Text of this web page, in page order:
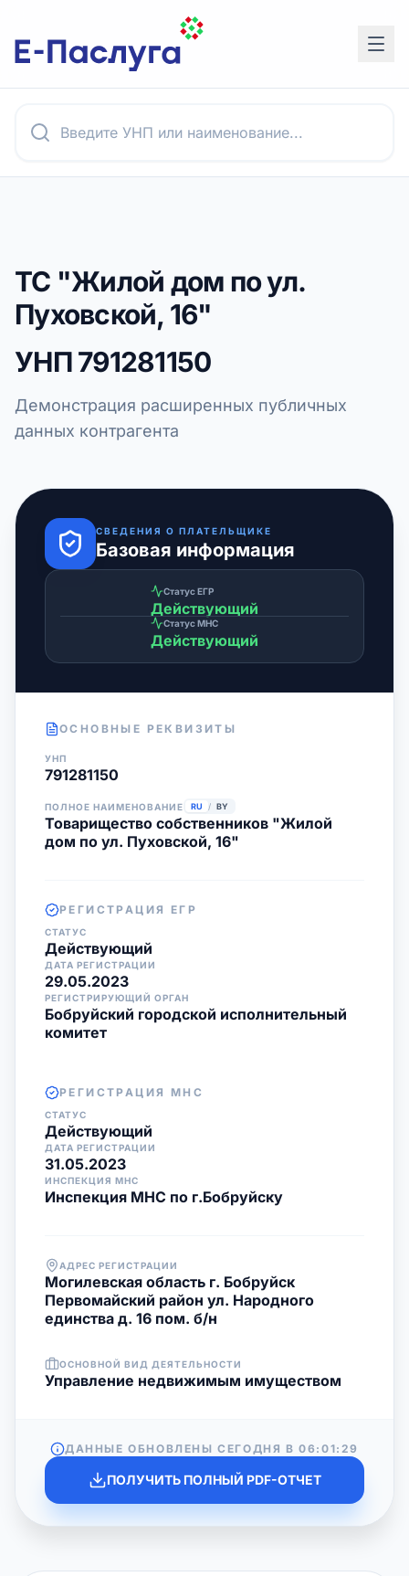
ТС "Жилой дом по ул.
Пуховской, 16"
УНП791281150
Демонстрация расширенных публичных
данных контрагента
СВЕДЕНИЯ О ПЛАТЕЛЬЩИКЕ
Базовая информация
Статус ЕГР
Действующий
Статус МНС
Действующий
ОСНОВНЫЕ РЕКВИЗИТЫ
УНП
791281150
ПОЛНОЕ НАИМЕНОВАНИЕ RU / BY
Товарищество собственников "Жилой
дом по ул. Пуховской, 16"
РЕГИСТРАЦИЯ ЕГР
СТАТУС
Действующий
ДАТА РЕГИСТРАЦИИ
29.05.2023
РЕГИСТРИРУЮЩИЙ ОРГАН
Бобруйский городской исполнительный
комитет
РЕГИСТРАЦИЯ МНС
СТАТУС
Действующий
ДАТА РЕГИСТРАЦИИ
31.05.2023
ИНСПЕКЦИЯ МНС
Инспекция МНС по г.Бобруйску
АДРЕС РЕГИСТРАЦИИ
Могилевская область г. Бобруйск
Первомайский район ул. Народного
единства д. 16 пом. б/н
ОСНОВНОЙ ВИД ДЕЯТЕЛЬНОСТИ
Управление недвижимым имуществом
ДАННЫЕ ОБНОВЛЕНЫ СЕГОДНЯ В06:01:29
ПОЛУЧИТЬ ПОЛНЫЙ PDF-ОТЧЕТ